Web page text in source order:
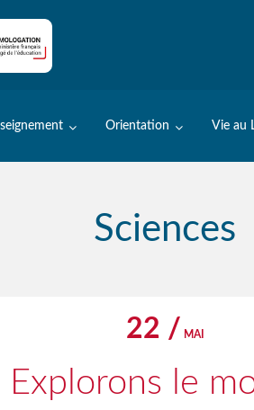
Orientation Vie au
Sciences
22 / MAI
Explorons le